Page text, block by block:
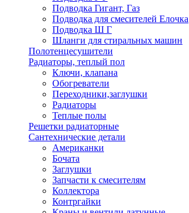
Подводка Гигант, Газ
Подводка для смесителей Елочка
Подводка Ш Г
Шланги для стиральных машин
Полотенцесушители
Радиаторы, теплый пол
Ключи, клапана
Обогреватели
Переходники,заглушки
Радиаторы
Теплые полы
Решетки радиаторные
Сантехнические детали
Американки
Бочата
Заглушки
Запчасти к смесителям
Коллектора
Контргайки